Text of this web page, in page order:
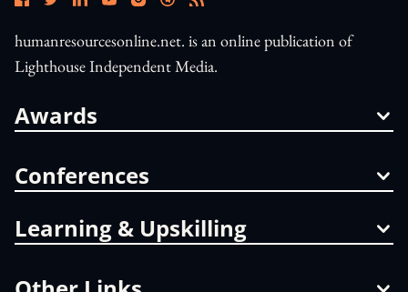
humanresourcesonline.net. is an online publication of
Lighthouse Independent Media.
Awards
Conferences
Learning & Upskilling